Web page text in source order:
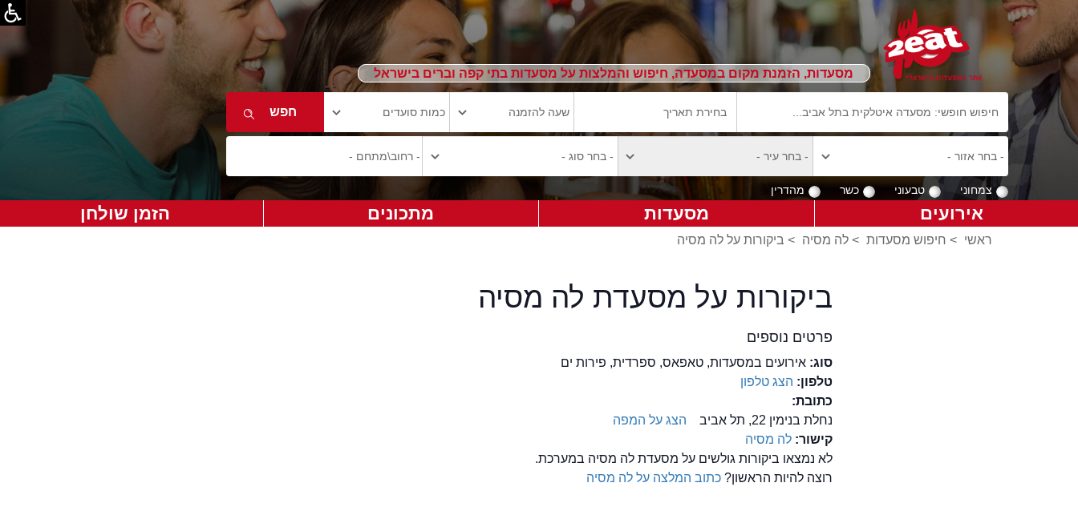
מסעדות, הזמנת מקום במסעדה, חיפוש והמלצות על מסעדות בתי קפה וברים בישראל
צמחוני טבעוני כשר מהדרין
אירועים מסעדות מתכונים הזמן שולחן
ראשי > חיפוש מסעדות > לה מסיה > ביקורות על לה מסיה
ביקורות על מסעדת לה מסיה
פרטים נוספים
סוג:אירועים במסעדות, טאפאס, ספרדית, פירות ים
טלפון: הצג טלפון
כתובת:
נחלת בנימין 22, תל אביב
הצג על המפה
קישור:לה מסיה
לא נמצאו ביקורות גולשים על מסעדת לה מסיה במערכת.
רוצה להיות הראשון?כתוב המלצה על לה מסיה